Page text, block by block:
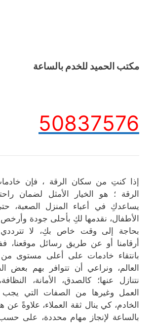
مكتب الحميد للخدم بالساعة
50837576
إذا كنتِ من سكان الرقة ، فإن
الرقة ؛ هو الخيار الأمثل لضمان
يساعدكِ في أعباء المنزل الصعبة،
الأطفال، نقدمها لكِ بأحلى جودة
بحاجة إلى وقت خاص بكِ، لا تترددي
أرقامنا أو عن طريق رسائل موقعنا،
بانتقاء خادمات على أعلى مستوى
العالم، ونراعي أن تتوافر بهم بعض
نتنازل عنها؛ كالصدق، الأمانة،
العمل وغيرها من الصفات التي يجب
الخادم، كي ينال ثقة العملاء، علاوةً عن
بالساعة لإنجاز مهام محددة، على